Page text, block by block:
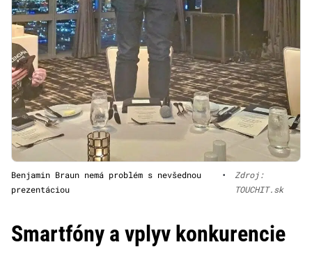
Benjamin Braun nemá problém s nevšednou
prezentáciou
•
Zdroj:
TOUCHIT.sk
Smartfóny a vplyv konkurencie